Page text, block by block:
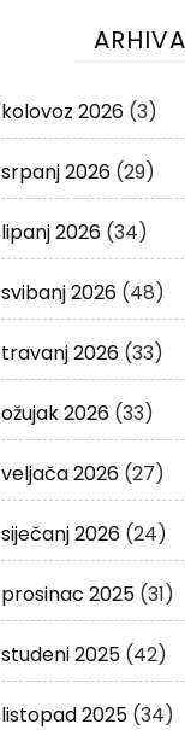
ARHIVA
kolovoz 2026(3)
srpanj 2026(29)
lipanj 2026(34)
svibanj 2026(48)
travanj 2026(33)
ožujak 2026(33)
veljača 2026(27)
siječanj 2026(24)
prosinac 2025(31)
studeni 2025(42)
listopad 2025(34)